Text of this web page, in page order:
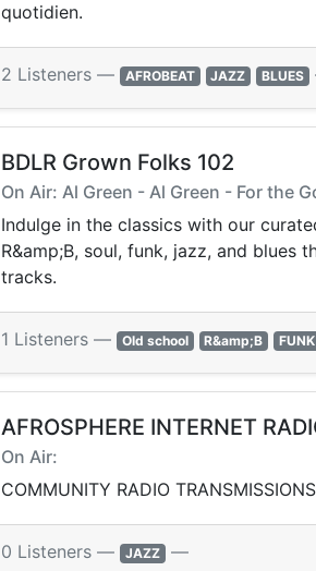
quotidien.
2 Listeners — AFROBEAT JAZZ BLUES
BDLR Grown Folks 102
On Air: Al Green - Al Green - For the
Indulge in the classics with our
R&amp;B, soul, funk, jazz, and
tracks.
1 Listeners — Old school R&amp;B FUNK
AFROSPHERE INTERNET
On Air:
COMMUNITY RADIO TRANSMISSIONS
0 Listeners — JAZZ —